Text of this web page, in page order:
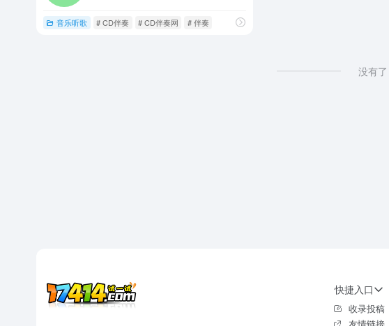
音乐听歌 # CD伴奏 # CD伴奏网 # 伴奏
没有了
快捷入口
收录投稿